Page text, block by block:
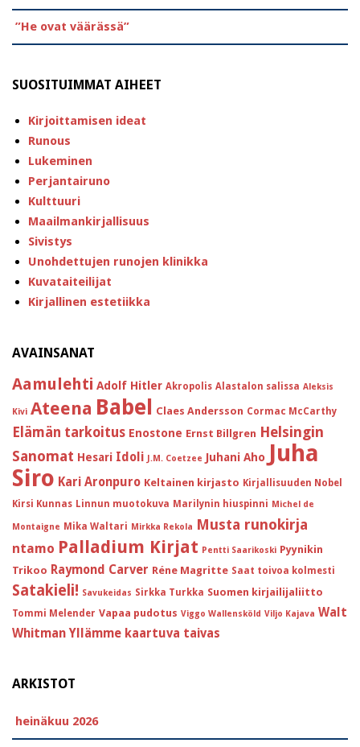
”He ovat väärässä”
SUOSITUIMMAT AIHEET
Kirjoittamisen ideat
Runous
Lukeminen
Perjantairuno
Kulttuuri
Maailmankirjallisuus
Sivistys
Unohdettujen runojen klinikka
Kuvataiteilijat
Kirjallinen estetiikka
AVAINSANAT
Aamulehti Adolf Hitler Akropolis Alastalon salissa Aleksis
Kivi Ateena Babel Claes Andersson Cormac McCarthy
Elämän tarkoitus Enostone Ernst Billgren Helsingin
Sanomat Hesari Idoli J.M. Coetzee Juhani Aho Juha
Siro Kari Aronpuro Keltainen kirjasto Kirjallisuuden Nobel
Kirsi Kunnas Linnun muotokuva Marilynin hiuspinni Michel de
Montaigne Mika Waltari Mirkka Rekola Musta runokirja
ntamo Palladium Kirjat Pentti Saarikoski Pyynikin
Trikoo Raymond Carver Réne Magritte Saat toivoa kolmesti
Satakieli! Savukeidas Sirkka Turkka Suomen kirjailijaliitto
Tommi Melender Vapaa pudotus Viggo Wallensköld Viljo Kajava Walt
Whitman Yllämme kaartuva taivas
ARKISTOT
heinäkuu 2026